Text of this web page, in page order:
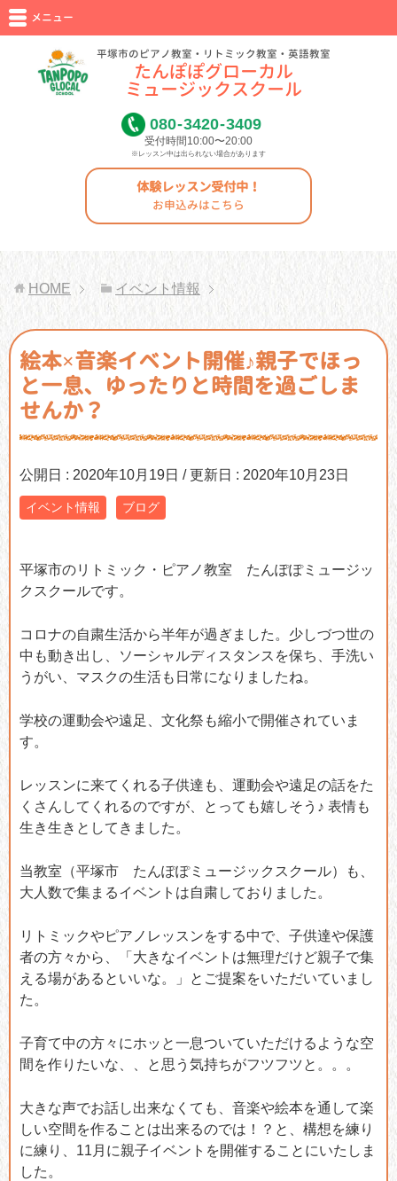
平塚市のピアノ教室・リトミック教室・英語教室
たんぽぽグローカル
ミュージックスクール
080-3420-3409
受付時間10:00〜20:00
※レッスン中は出られない場合があります
体験レッスン受付中！
お申込みはこちら
メニュー
HOME イベント情報
絵本×音楽イベント開催♪親子でほっ
と一息、ゆったりと時間を過ごしま
せんか？
公開日 : 2020年10月19日 / 更新日 : 2020年10月23日
イベント情報 ブログ
平塚市のリトミック・ピアノ教室 たんぽぽミュージッ
クスクールです。
コロナの自粛生活から半年が過ぎました。少しづつ世の
中も動き出し、ソーシャルディスタンスを保ち、手洗い
うがい、マスクの生活も日常になりましたね。
学校の運動会や遠足、文化祭も縮小で開催されていま
す。
レッスンに来てくれる子供達も、運動会や遠足の話をた
くさんしてくれるのですが、とっても嬉しそう♪ 表情も
生き生きとしてきました。
当教室（平塚市 たんぽぽミュージックスクール）も、
大人数で集まるイベントは自粛しておりました。
リトミックやピアノレッスンをする中で、子供達や保護
者の方々から、「大きなイベントは無理だけど親子で集
える場があるといいな。」とご提案をいただいていまし
た。
子育て中の方々にホッと一息ついていただけるような空
間を作りたいな、、と思う気持ちがフツフツと。。。
大きな声でお話し出来なくても、音楽や絵本を通して楽
しい空間を作ることは出来るのでは！？と、構想を練り
に練り、11月に親子イベントを開催することにいたしま
した。